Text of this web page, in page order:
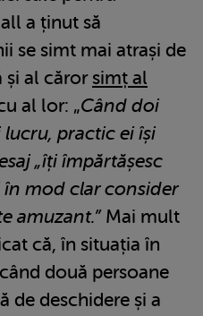
a ținut să
se simt mai atrași de
și al căror simț al
al lor: „Când doi
practic ei își
„îți împărtășesc
în mod clar consider
amuzant.”Mai mult
că, în situația în
două persoane
de deschidere și a